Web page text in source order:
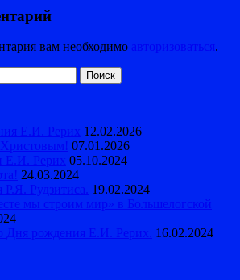
вам необходимо авторизоваться.
Е.И. Рерих 12.02.2026
07.01.2026
Е.И. Рерих 05.10.2024
24.03.2024
Рудзитиса. 19.02.2024
мы строим мир» в Большелогской
Дня рождения Е.И. Рерих. 16.02.2024